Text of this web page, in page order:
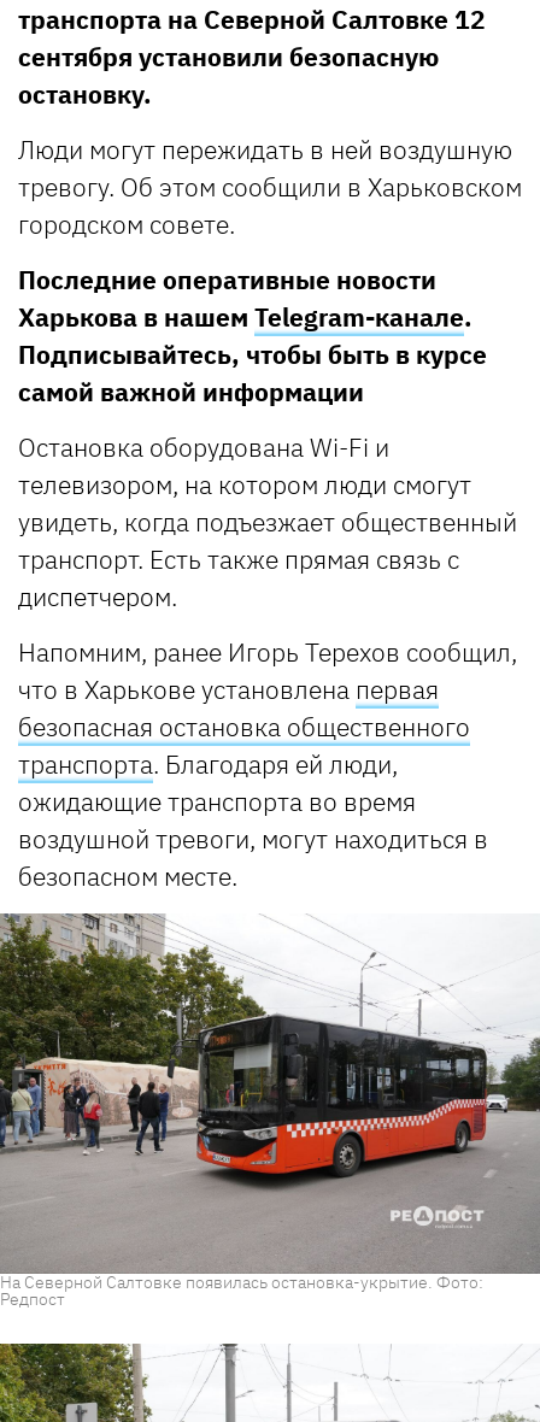
транспорта на Северной Салтовке 12
сентября установили безопасную
остановку.
Люди могут пережидать в ней воздушную
тревогу. Об этом сообщили в Харьковском
городском совете.
Последние оперативные новости
Харькова в нашем Telegram-канале.
Подписывайтесь, чтобы быть в курсе
самой важной информации
Остановка оборудована Wi-Fi и
телевизором, на котором люди смогут
увидеть, когда подъезжает общественный
транспорт. Есть также прямая связь с
диспетчером.
Напомним, ранее Игорь Терехов сообщил,
что в Харькове установлена ​​ первая
безопасная остановка общественного
транспорта. Благодаря ей люди,
ожидающие транспорта во время
воздушной тревоги, могут находиться в
безопасном месте.
На Северной Салтовке появилась остановка-укрытие. Фото:
Редпост